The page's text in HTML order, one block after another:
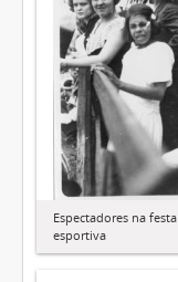
Espectadores na festa
esportiva